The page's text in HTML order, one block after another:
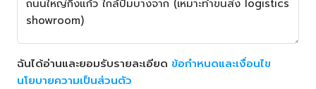
ฉันได้อ่านและยอมรับรายละเอียด ข้อกำหนดและเงื่อนไข
นโยบายความเป็นส่วนตัว